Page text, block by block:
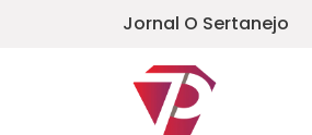
Jornal O Sertanejo